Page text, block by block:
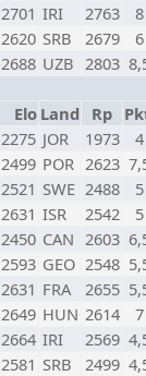
2701 IRI 2763
8
2620 SRB 2679
6
2688 UZB 2803
Elo Land Rp
2275 JOR 1973
4
2499 POR 2623
2521 SWE 2488
5
2631 ISR 2542
5
2450 CAN 2603
2593 GEO 2548
2631 FRA 2655
2649 HUN 2614
7
2664 IRI 2569
2581 SRB 2499